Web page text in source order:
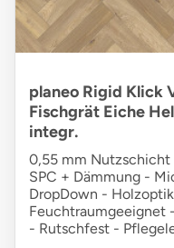
planeo Rigid Klick
Fischgrät Eiche
integr.
0,55 mm
SPC + Dämmung -
DropDown -
Feuchtraumgeeignet
- Rutschfest -